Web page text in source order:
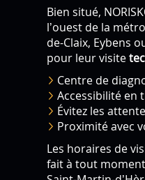
Bien situé,
l’ouest de la
de-Claix, Eybens
pour leur visite
Centre de
Accessibilité en
Évitez les
Proximité avec
Les horaires de
fait à tout